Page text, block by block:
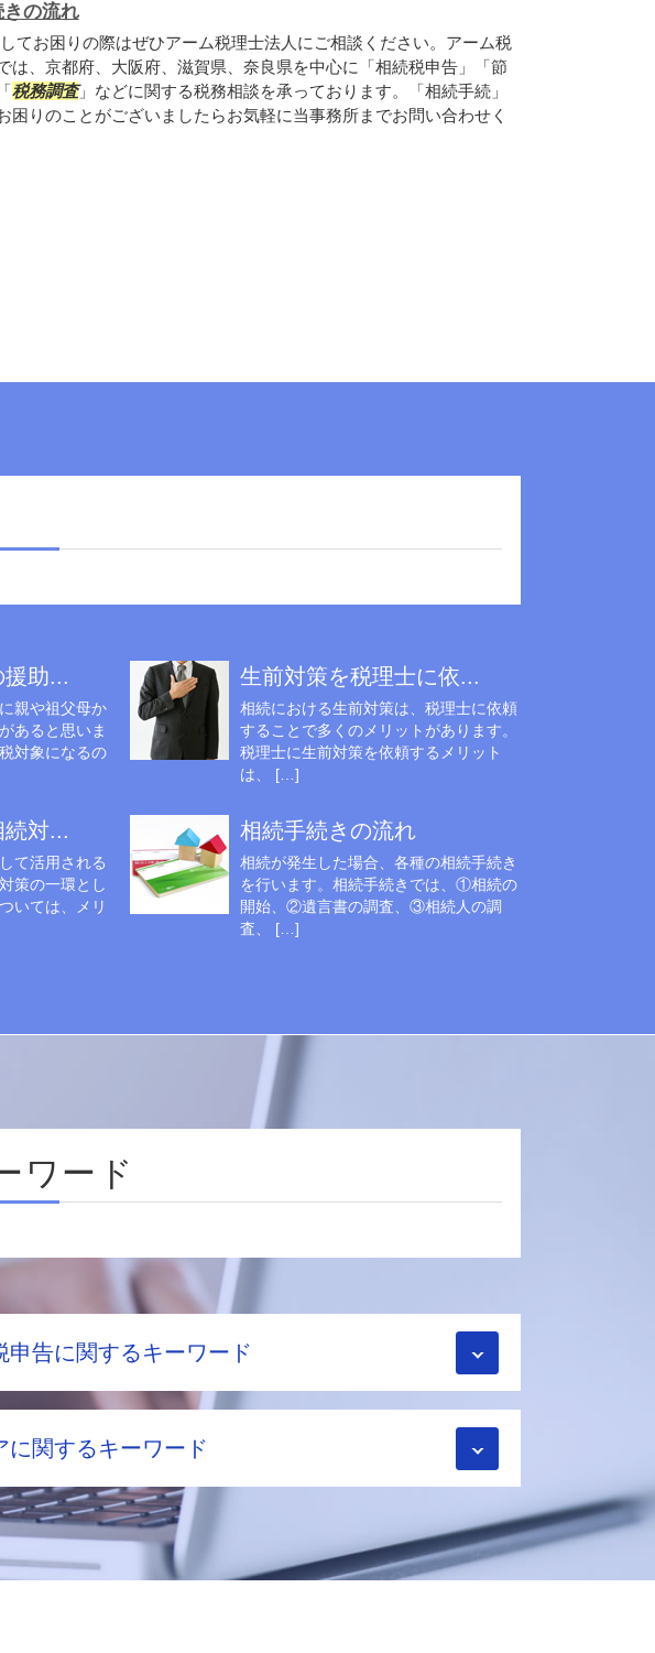
の流れ
てお困りの際はぜひアーム税理士法人にご相談ください。アーム税
は、京都府、大阪府、滋賀県、奈良県を中心に「相続税申告」「節
税務調査」などに関する税務相談を承っております。「相続手続」
困りのことがございましたらお気軽に当事務所までお問い合わせく
援助...
親や祖父母か
あると思いま
対象になるの
生前対策を税理士に依...
相続における生前対策は、税理士に依頼
することで多くのメリットがあります。
税理士に生前対策を依頼するメリット
は、 […]
対...
て活用される
策の一環とし
いては、メリ
相続手続きの流れ
相続が発生した場合、各種の相続手続き
を行います。相続手続きでは、①相続の
開始、②遺言書の調査、③相続人の調
査、 […]
ワード
申告に関するキーワード
申告 自分 デメリット
配偶者控除
相続税
計算
に関するキーワード
策 亀岡市 税理士
税申告 亀岡市 相談
策 大阪府 税理士